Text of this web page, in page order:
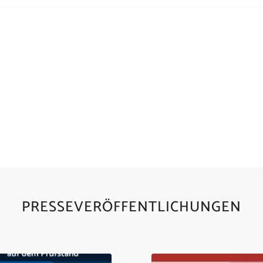
PRESSEVERÖFFENTLICHUNGEN